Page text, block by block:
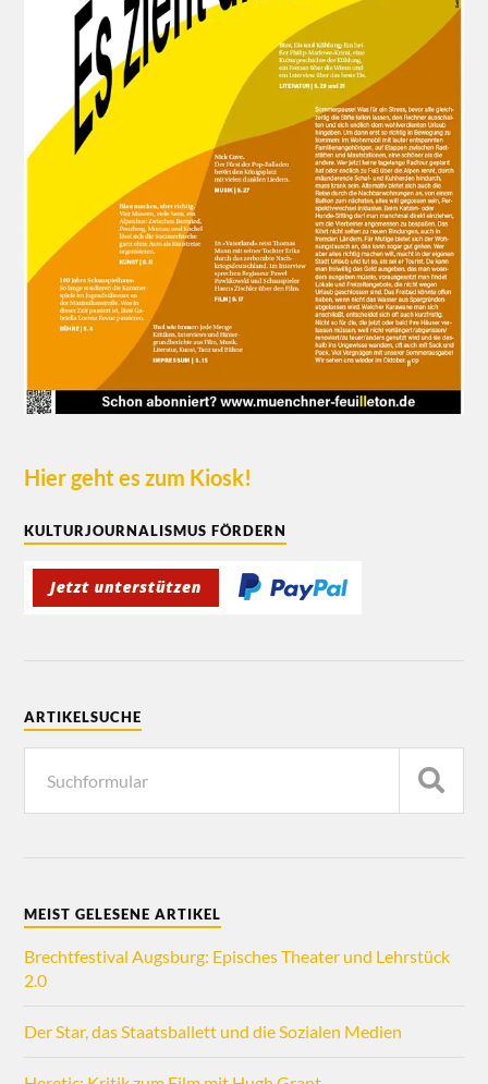
Hier geht es zum Kiosk!
KULTURJOURNALISMUS FÖRDERN
ARTIKELSUCHE
MEIST GELESENE ARTIKEL
Brechtfestival Augsburg: Episches Theater und Lehrstück
2.0
Der Star, das Staatsballett und die Sozialen Medien